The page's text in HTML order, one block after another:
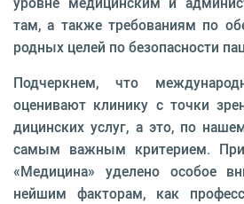
там, а также требованиям по
родных целей по безопасности
Подчеркнем, что
оценивают клинику с точки
дицинских услуг, а это, по
самым важным критерием.
«Медицина» уделено особое
нейшим факторам, как